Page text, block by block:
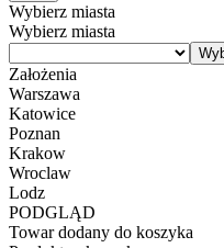
Wybierz miasta
Wybierz miasta
Założenia
Warszawa
Katowice
Poznan
Krakow
Wroclaw
Lodz
PODGLĄD
Towar dodany do koszyka